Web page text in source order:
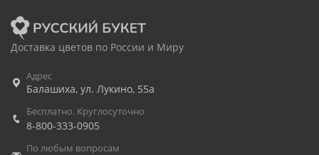
Доставка цветов по России и Миру
Адрес
Балашиха, ул. Лукино, 55а
Бесплатно. Круглосуточно
8-800-333-0905
По любым вопросам